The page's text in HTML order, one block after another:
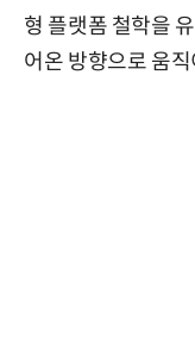
형 플랫폼 철학을
어온 방향으로 움